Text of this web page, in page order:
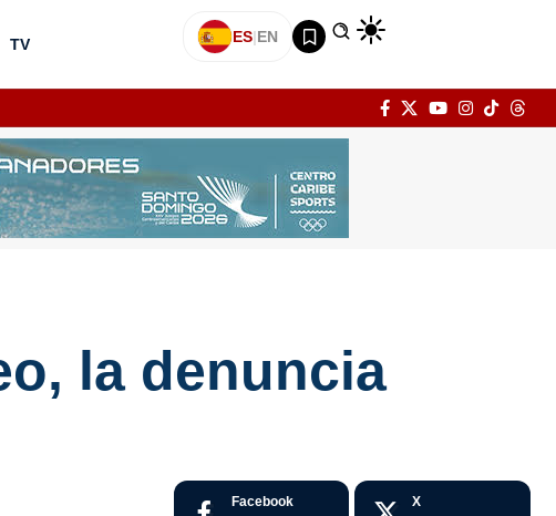
TV ES|EN
la denuncia
Facebook X